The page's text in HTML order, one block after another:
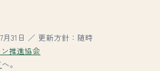
31日 ／ 更新方針：随時
推進協会
へ。